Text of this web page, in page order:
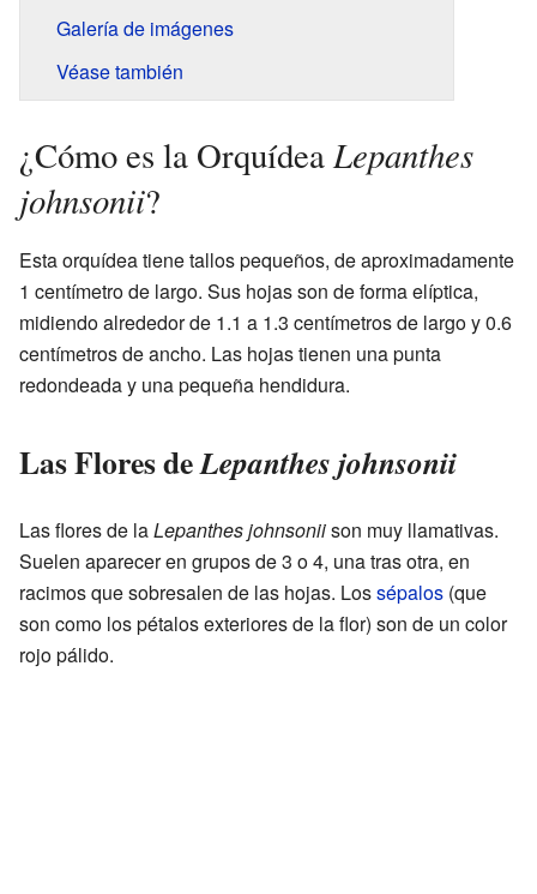
Galería de imágenes
Véase también
¿Cómo es la OrquídeaLepanthes
johnsonii?
Esta orquídea tiene tallos pequeños, de aproximadamente
1 centímetro de largo. Sus hojas son de forma elíptica,
midiendo alrededor de 1.1 a 1.3 centímetros de largo y 0.6
centímetros de ancho. Las hojas tienen una punta
redondeada y una pequeña hendidura.
Las Flores deLepanthes johnsonii
Las flores de laLepanthes johnsoniison muy llamativas.
Suelen aparecer en grupos de 3 o 4, una tras otra, en
racimos que sobresalen de las hojas. Lossépalos (que
son como los pétalos exteriores de la flor) son de un color
rojo pálido.